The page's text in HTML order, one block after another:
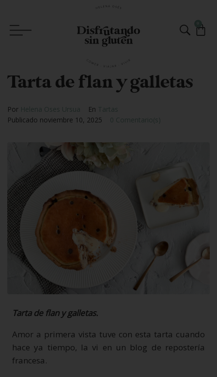
Tarta de flan y galletas
Por Helena Oses Ursua En Tartas
Publicado noviembre 10, 2025 0 Comentario(s)
Tarta de flan y galletas.
Amor a primera vista tuve con esta tarta cuando
hace ya tiempo, la vi en un blog de repostería
francesa.